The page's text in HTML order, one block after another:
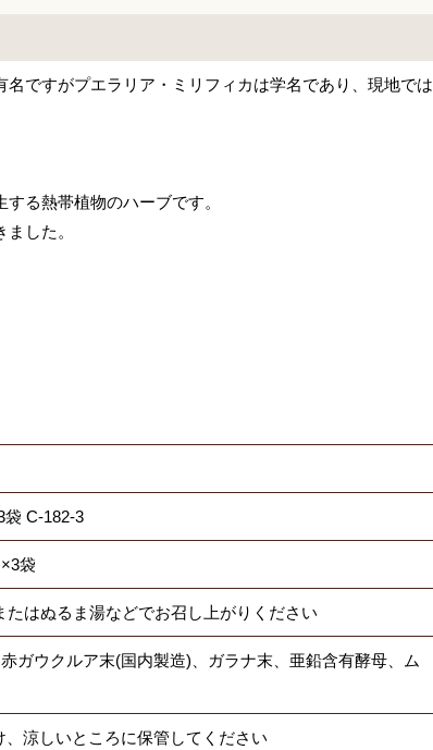
ですがプエラリア・ミリフィカは学名であり、現地では
る熱帯植物のハーブです。
した。
C-182-3
袋
たはぬるま湯などでお召し上がりください
ガウクルア末(国内製造)、ガラナ末、亜鉛含有酵母、ム
涼しいところに保管してください